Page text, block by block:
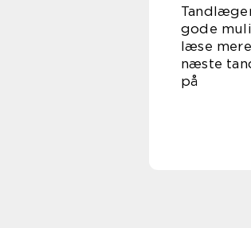
gode
læse
næste